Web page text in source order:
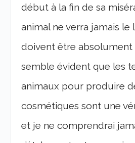
début à la fin de sa
animal ne verra jamais
doivent être absolument
semble évident que les
animaux pour produire
cosmétiques sont une
et je ne comprendrai